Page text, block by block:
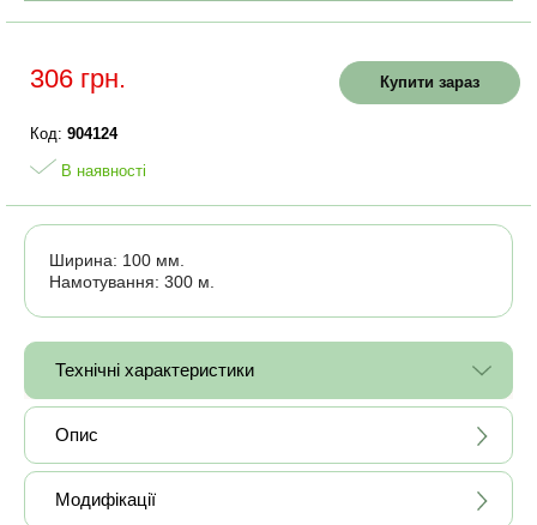
306 грн. Купити зараз
Код: 904124
В наявності
Ширина: 100 мм.
Намотування: 300 м.
Технічні характеристики
Опис
Модифікації